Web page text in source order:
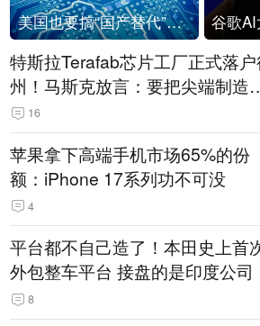
美国也要搞“国产替代”？先算清三笔账
特斯拉Terafab芯片工厂正式落
州！马斯克放言：要把尖端制造
回美国
16
苹果拿下高端手机市场65%的份
额：iPhone 17系列功不可没
4
平台都不自己造了！本田史上首
外包整车平台 接盘的是印度公司
8